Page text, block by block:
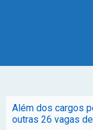
Além dos cargos
outras 26 vagas